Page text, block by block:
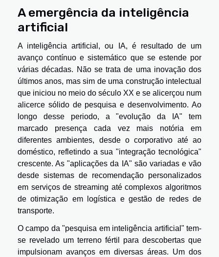
A emergência da inteligência
artificial
A inteligência artificial, ou IA, é resultado de um
avanço contínuo e sistemático que se estende por
várias décadas. Não se trata de uma inovação dos
últimos anos, mas sim de uma construção intelectual
que iniciou no meio do século XX e se alicerçou num
alicerce sólido de pesquisa e desenvolvimento. Ao
longo desse periodo, a "evolução da IA" tem
marcado presença cada vez mais notória em
diferentes ambientes, desde o corporativo até ao
doméstico, refletindo a sua "integração tecnológica"
crescente. As "aplicações da IA" são variadas e vão
desde sistemas de recomendação personalizados
em serviços de streaming até complexos algoritmos
de otimização em logística e gestão de redes de
transporte.
O campo da "pesquisa em inteligência artificial" tem-
se revelado um terreno fértil para descobertas que
impulsionam avanços em diversas áreas. Um dos